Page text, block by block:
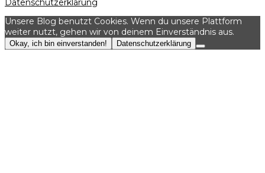
Datenschutzerklärung
Unsere Blog benutzt Cookies. Wenn du unsere Plattform
weiter nutzt, gehen wir von deinem Einverständnis aus.
Okay, ich bin einverstanden! Datenschutzerklärung